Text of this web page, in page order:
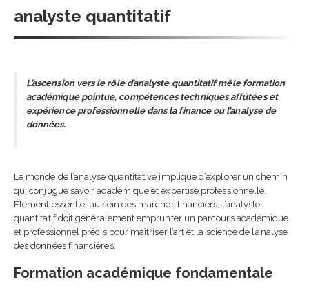
analyste quantitatif
L’ascension vers le rôle d’analyste quantitatif mêle formation
académique pointue, compétences techniques affûtées et
expérience professionnelle dans la finance ou l’analyse de
données.
Le monde de l’analyse quantitative implique d’explorer un chemin
qui conjugue savoir académique et expertise professionnelle.
Élément essentiel au sein des marchés financiers, l’analyste
quantitatif doit généralement emprunter un parcours académique
et professionnel précis pour maîtriser l’art et la science de l’analyse
des données financières.
Formation académique fondamentale